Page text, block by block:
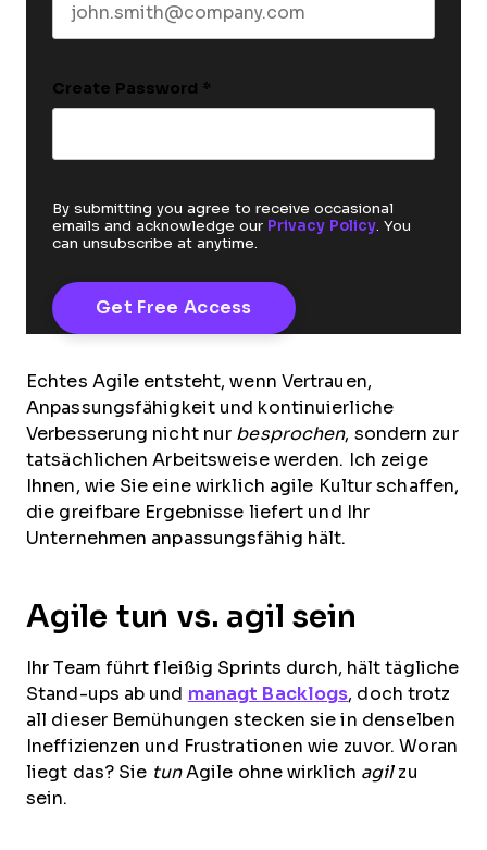
Create Password *
By submitting you agree to receive occasional
emails and acknowledge our Privacy Policy. You
can unsubscribe at anytime.
Echtes Agile entsteht, wenn Vertrauen,
Anpassungsfähigkeit und kontinuierliche
Verbesserung nicht nur besprochen, sondern zur
tatsächlichen Arbeitsweise werden. Ich zeige
Ihnen, wie Sie eine wirklich agile Kultur schaffen,
die greifbare Ergebnisse liefert und Ihr
Unternehmen anpassungsfähig hält.
Agile tun vs. agil sein
Ihr Team führt fleißig Sprints durch, hält tägliche
Stand-ups ab und managt Backlogs, doch trotz
all dieser Bemühungen stecken sie in denselben
Ineffizienzen und Frustrationen wie zuvor. Woran
liegt das? Sie tunAgile ohne wirklich agilzu
sein.